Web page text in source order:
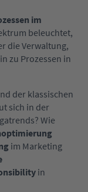
im
beleuchtet,
die Verwaltung,
zu Prozessen in
der klassischen
sich in der
Wie
im Marketing
in